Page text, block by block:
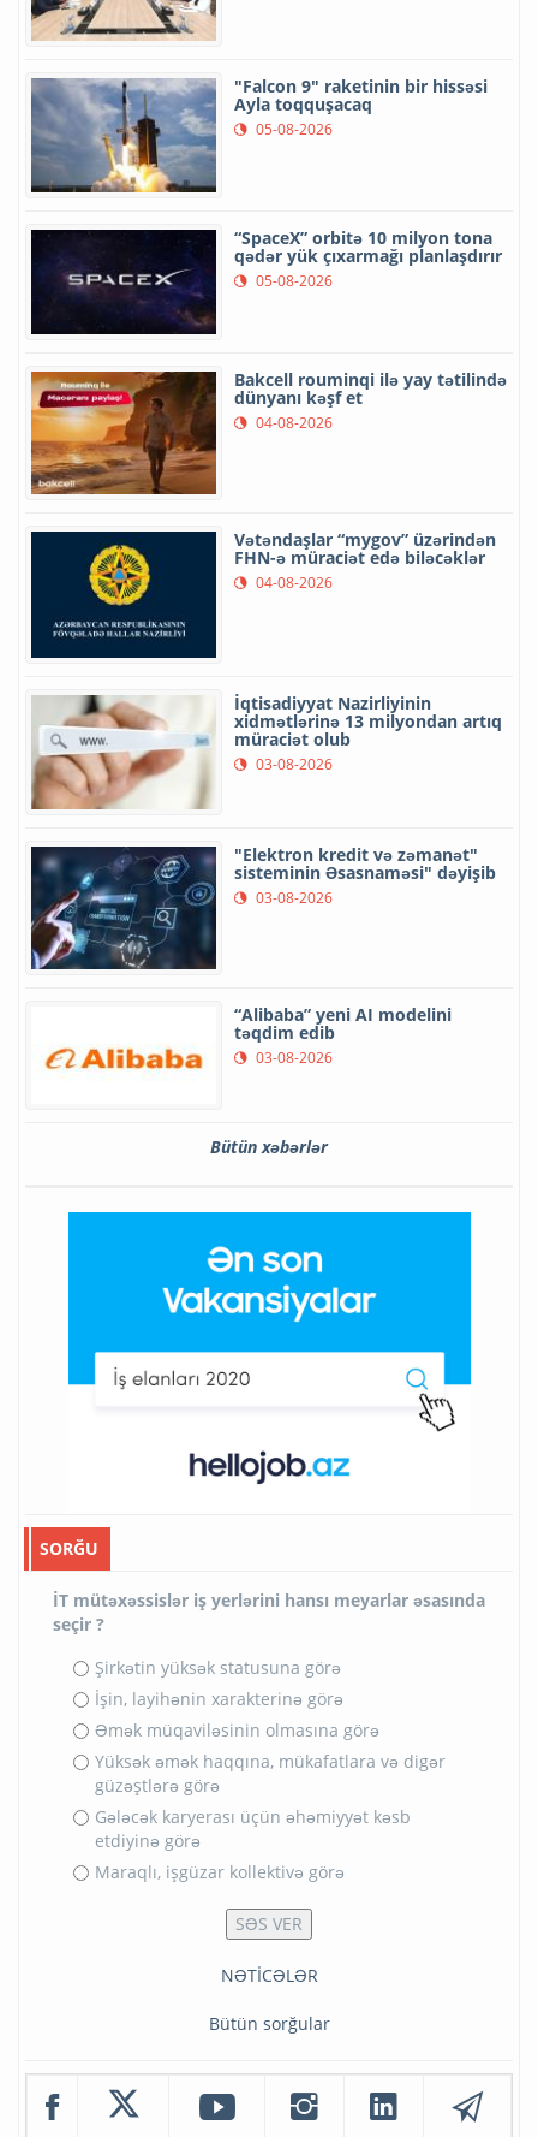
"Falcon 9" raketinin bir hissəsi
Ayla toqquşacaq
05-08-2026
“SpaceX” orbitə 10 milyon tona
qədər yük çıxarmağı planlaşdırır
05-08-2026
Bakcell rouminqi ilə yay tətilində
dünyanı kəşf et
04-08-2026
Vətəndaşlar “mygov” üzərindən
FHN-ə müraciət edə biləcəklər
04-08-2026
İqtisadiyyat Nazirliyinin
xidmətlərinə 13 milyondan artıq
müraciət olub
03-08-2026
"Elektron kredit və zəmanət"
sisteminin Əsasnaməsi" dəyişib
03-08-2026
“Alibaba” yeni AI modelini
təqdim edib
03-08-2026
Bütün xəbərlər
SORĞU
İT mütəxəssislər iş yerlərini hansı meyarlar əsasında
seçir ?
Şirkətin yüksək statusuna görə
İşin, layihənin xarakterinə görə
Əmək müqaviləsinin olmasına görə
Yüksək əmək haqqına, mükafatlara və digər
güzəştlərə görə
Gələcək karyerası üçün əhəmiyyət kəsb
etdiyinə görə
Maraqlı, işgüzar kollektivə görə
NƏTİCƏLƏR
Bütün sorğular